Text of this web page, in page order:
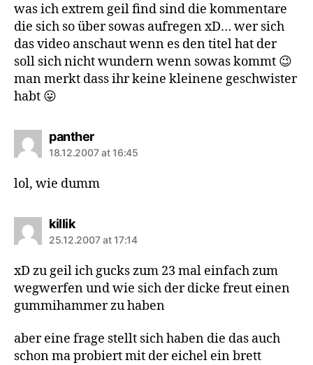
was ich extrem geil find sind die kommentare
die sich so über sowas aufregen xD… wer sich
das video anschaut wenn es den titel hat der
soll sich nicht wundern wenn sowas kommt 😉
man merkt dass ihr keine kleinene geschwister
habt 😛
panthersays:
18.12.2007 at 16:45
lol, wie dumm
killiksays:
25.12.2007 at 17:14
xD zu geil ich gucks zum 23 mal einfach zum
wegwerfen und wie sich der dicke freut einen
gummihammer zu haben
aber eine frage stellt sich haben die das auch
schon ma probiert mit der eichel ein brett